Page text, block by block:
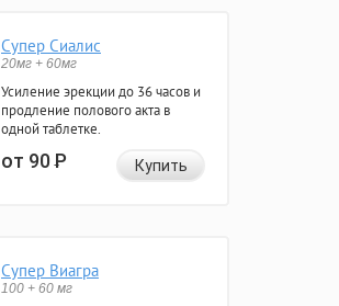
Супер Сиалис
20мг + 60мг
Усиление эрекции до 36 часов и
продление полового акта в
одной таблетке.
от 90Р Купить
Супер Виагра
100 + 60 мг